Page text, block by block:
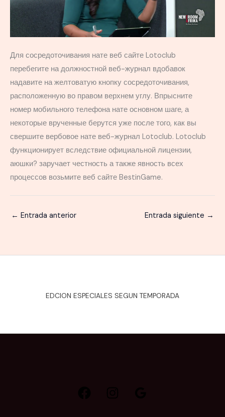
Для сосредоточивания нате веб сайте Lotoclub
перебегите на должностной веб-журнал вдобавок
надавите на желтоватую кнопку сосредоточивания,
расположенную во правом верхнем углу. Впрысните
номер мобильного телефона нате основном шаге, а
некоторые врученные берутся уже после того, как вы
свершите вербовое нате веб-журнал Lotoclub. Lotoclub
функционирует вследствие официальной лицензии,
аюшки? заручает честность а также явность всех
процессов возьмите веб сайте BestinGame.
← Entrada anterior Entrada siguiente →
EDCION ESPECIALES SEGUN TEMPORADA